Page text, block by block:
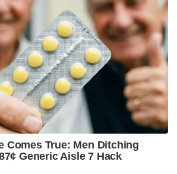
Comes True: Men Ditching
Generic Aisle 7 Hack